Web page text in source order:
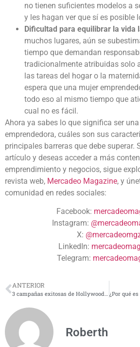
no tienen suficientes modelos a
y les hagan ver que sí es posible
Dificultad para equilibrar la vida
muchos lugares, aún se
tiempo que demandan
tradicionalmente atribuidas solo
las tareas del hogar o la
espera que una mujer
todo eso al mismo tiempo que
cual no es fácil.
Ahora ya sabes lo que significa ser
emprendedora, cuáles son sus
principales barreras que debe superar.
artículo y deseas acceder a más
emprendimiento y negocios, sigue
revista web, Mercadeo Magazine, y
comunidad en redes sociales:
Facebook:
Instagram:
X:
LinkedIn:
Telegram:
ANTERIOR
3 campañas exitosas de Hollywood para inspirarse
Roberth